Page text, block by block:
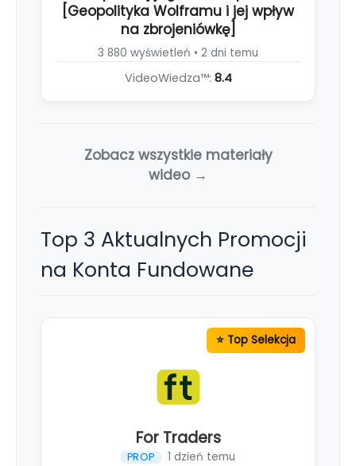
[Geopolityka Wolframu i jej wpływ
na zbrojeniówkę]
3 880 wyświetleń • 2 dni temu
VideoWiedza™: 8.4
Zobacz wszystkie materiały
wideo →
Top 3 Aktualnych Promocji
na Konta Fundowane
For Traders
PROP 1 dzień temu